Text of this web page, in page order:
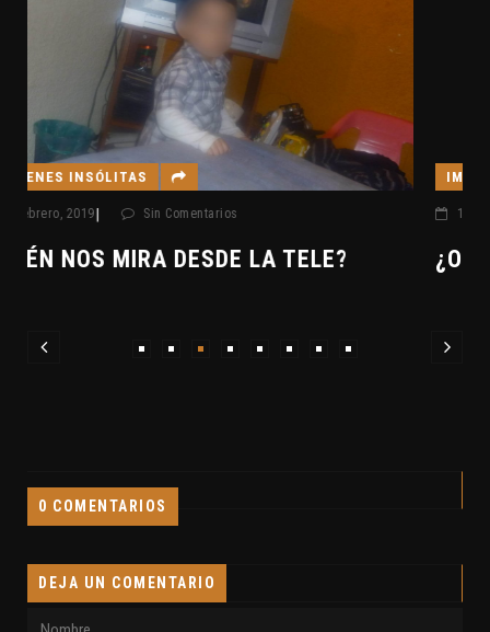
IMÁGENES INSÓLITAS
11 enero, 2019 Sin Comentarios
¿OVNI EN LA GRACIOSA?
0 COMENTARIOS
DEJA UN COMENTARIO